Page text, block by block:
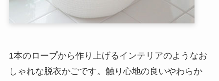
1本のロープから作り上げるインテリアのようなお
しゃれな脱衣かごです。触り心地の良いやわらか